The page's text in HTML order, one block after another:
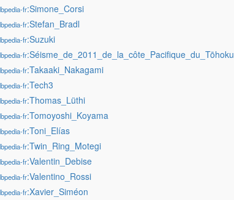
fr:Simone_Corsi
fr:Stefan_Bradl
fr:Suzuki
fr:Séisme_de_2011_de_la_côte_Pacifique_du_Tōhoku
fr:Takaaki_Nakagami
fr:Tech3
fr:Thomas_Lüthi
fr:Tomoyoshi_Koyama
fr:Toni_Elías
fr:Twin_Ring_Motegi
fr:Valentin_Debise
fr:Valentino_Rossi
fr:Xavier_Siméon